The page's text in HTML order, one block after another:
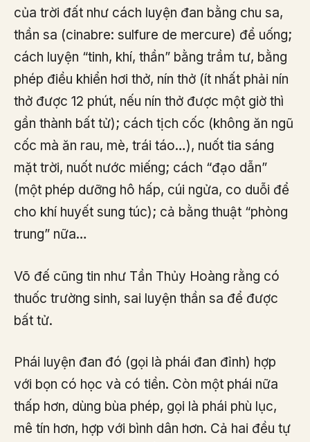
của trời đất như cách luyện đan bằng chu sa,
thần sa (cinabre: sulfure de mercure) để uống;
cách luyện “tinh, khí, thần” bằng trầm tư, bằng
phép điều khiển hơi thở, nín thở (ít nhất phải nín
thở được 12 phút, nếu nín thở được một giờ thì
gần thành bất tử); cách tịch cốc (không ăn ngũ
cốc mà ăn rau, mè, trái táo…), nuốt tia sáng
mặt trời, nuốt nước miếng; cách “đạo dẫn”
(một phép dưỡng hô hấp, cúi ngửa, co duỗi để
cho khí huyết sung túc); cả bằng thuật “phòng
trung” nữa…
Võ đế cũng tin như Tần Thủy Hoàng rằng có
thuốc trường sinh, sai luyện thần sa để được
bất tử.
Phái luyện đan đó (gọi là phái đan đỉnh) hợp
với bọn có học và có tiền. Còn một phái nữa
thấp hơn, dùng bùa phép, gọi là phái phù lục,
mê tín hơn, hợp với bình dân hơn. Cả hai đều tự